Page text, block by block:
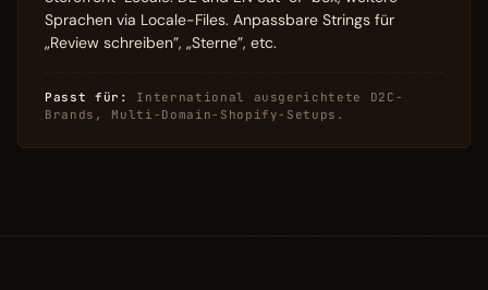
Sprachen via Locale-Files. Anpassbare Strings für
„Review schreiben”, „Sterne”, etc.
Passt für:
International ausgerichtete D2C-
Brands, Multi-Domain-Shopify-Setups.